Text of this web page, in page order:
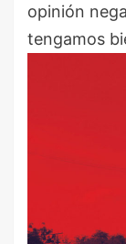
opinión
tengamos